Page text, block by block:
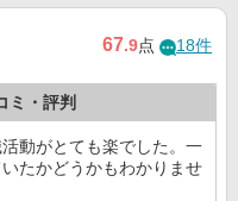
67.9点 18件
ミ・評判
動がとても楽でした。一
たかどうかもわかりませ